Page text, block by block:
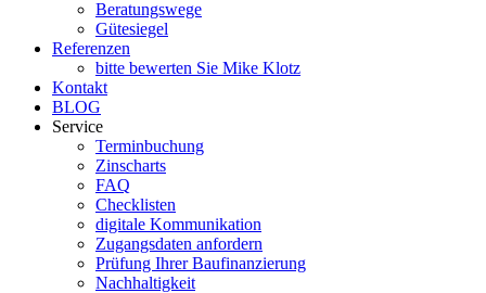
Beratungswege
Gütesiegel
Referenzen
bitte bewerten Sie Mike Klotz
Kontakt
BLOG
Service
Terminbuchung
Zinscharts
FAQ
Checklisten
digitale Kommunikation
Zugangsdaten anfordern
Prüfung Ihrer Baufinanzierung
Nachhaltigkeit